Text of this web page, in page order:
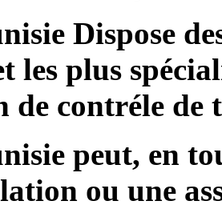
Dispose
les plus
de contréle de
peut, en
ou une